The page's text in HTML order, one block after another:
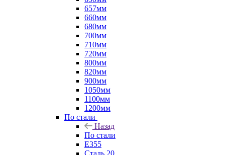
657мм
660мм
680мм
700мм
710мм
720мм
800мм
820мм
900мм
1050мм
1100мм
1200мм
По стали
Назад
По стали
E355
Сталь 20